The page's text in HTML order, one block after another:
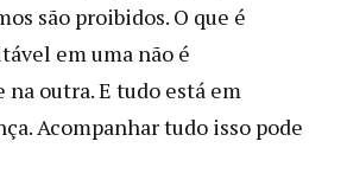
são proibidos. O que é
em uma não é
outra. E tudo está em
Acompanhar tudo isso pode